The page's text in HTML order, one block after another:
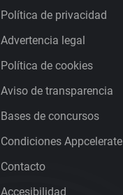
Política de privacidad
Advertencia legal
Política de cookies
Aviso de transparencia
Bases de concursos
Condiciones Appcelerate
Contacto
Accesibilidad